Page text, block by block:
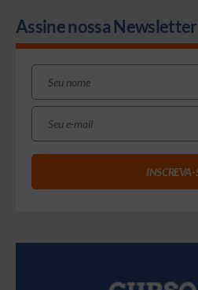
Assine nossa Newsletter